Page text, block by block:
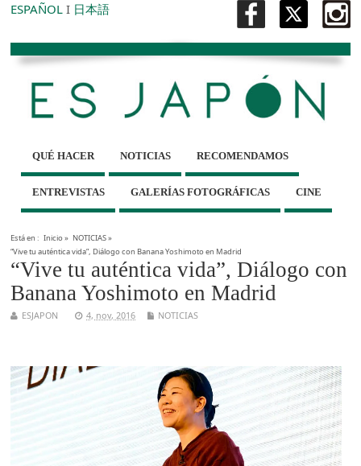
ESPAÑOL I 日本語
QUÉ HACER NOTICIAS RECOMENDAMOS
ENTREVISTAS GALERÍAS FOTOGRÁFICAS CINE
Está en : Inicio» NOTICIAS»
“Vive tu auténtica vida”, Diálogo con Banana Yoshimoto en Madrid
“Vive tu auténtica vida”, Diálogo con
Banana Yoshimoto en Madrid
ESJAPON 4, nov, 2016 NOTICIAS